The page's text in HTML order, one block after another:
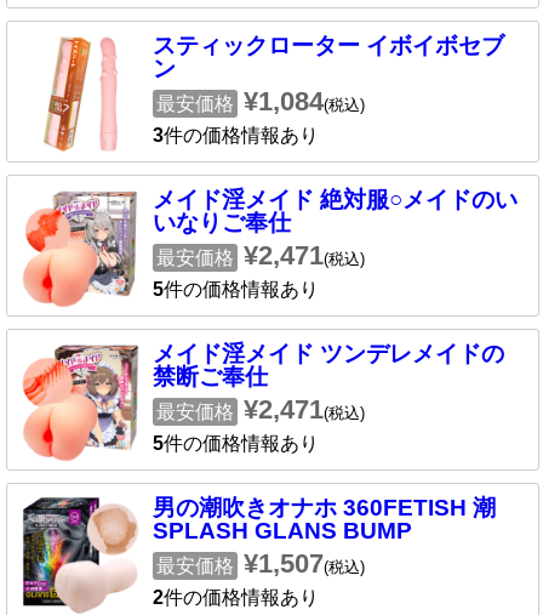
スティックローター イボイボセブ
ン
最安価格 ¥1,084(税込)
3件の価格情報あり
メイド淫メイド 絶対服○メイドのい
いなりご奉仕
最安価格 ¥2,471(税込)
5件の価格情報あり
メイド淫メイド ツンデレメイドの
禁断ご奉仕
最安価格 ¥2,471(税込)
5件の価格情報あり
男の潮吹きオナホ 360FETISH 潮
SPLASH GLANS BUMP
最安価格 ¥1,507(税込)
2件の価格情報あり